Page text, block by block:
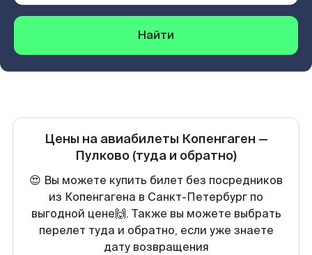
Найти
Цены на авиабилеты Копенгаген —
Пулково (туда и обратно)
😍 Вы можете купить билет без посредников
из Копенгагена в Санкт-Петербург по
выгодной цене🙌. Также вы можете выбрать
перелет туда и обратно, если уже знаете
дату возвращения